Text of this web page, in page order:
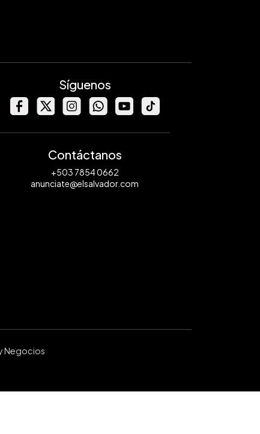
Síguenos
Contáctanos
+503 7854 0662
anunciate@elsalvador.com
Negocios